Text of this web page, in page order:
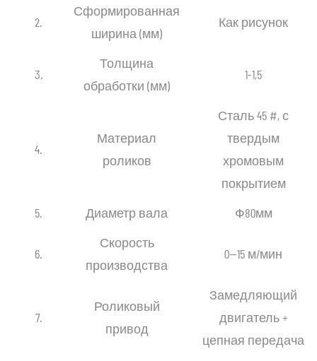
2.
Сформированная
ширина (мм)
Как рисунок
3.
Толщина
обработки (мм)
1-1,5
4.
Материал
роликов
Сталь 45 #, с
твердым
хромовым
покрытием
5.
Диаметр вала Ф80мм
6.
Скорость
производства
0—15 м/мин
7.
Роликовый
привод
Замедляющий
двигатель +
цепная передача